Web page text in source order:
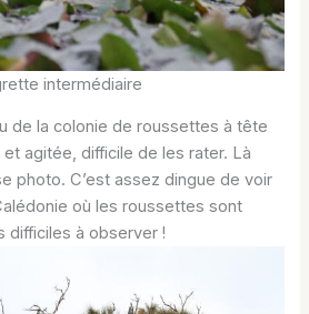
intermédiaire
de la colonie de roussettes à tête
agitée, difficile de les rater. Là
photo. C’est assez dingue de voir
où les roussettes sont
difficiles à observer !